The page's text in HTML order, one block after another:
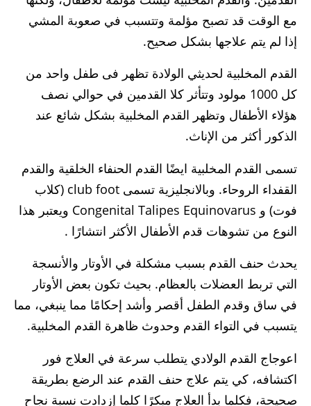
مع الوقت قد تصبح مؤلمة وتتسبب في صعوبة المشي
إذا لم يتم علاجها بشكل صحيح.
القدم المخلبية لحديثي الولادة تظهر فى طفل واحد من
كل 1000 مولود وتتأثر كلا القدمين في حوالي نصف
هؤلاء الأطفال وتظهر القدم المخلبية بشكل شائع عند
الذكور أكثر من الإناث.
تسمى القدم المخلبية ايضًا القدم الحنفاء الخلقية والقدم
القفداء الروحاء. وبالانجليزية تسمى club foot (كلاب
فوت) و Congenital Talipes Equinovarus ويعتبر هذا
النوع من تشوهات قدم الأطفال الأكثر انتشارًا .
يحدث حنف القدم بسبب مشكلة في الأوتار والأنسجة
التي تربط العضلات بالعظام. بحيث تكون بعض الأوتار
في ساق وقدم الطفل أقصر وأشد إحكامًا مما ينبغي، مما
يتسبب في التواء القدم وحدوث ظاهرة القدم المخلبية.
اعوجاج القدم الولادي يتطلب سرعة في العلاج فور
اكتشافه، كي يتم علاج حنف القدم عند الرضع بطريقة
صحيحة، فكلما بدأ العلاج مبكرًا كلما إزدادت نسبة نجاح